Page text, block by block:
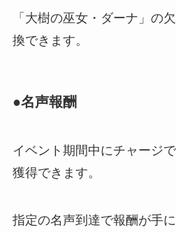
「大樹の巫女・ダーナ」の
換できます。
●名声報酬
イベント期間中にチャージ
獲得できます。
指定の名声到達で報酬が手に